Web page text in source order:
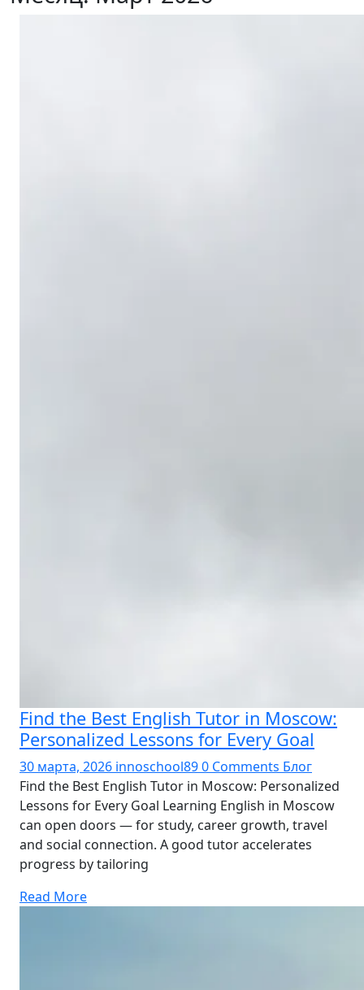
Find the Best English Tutor in Moscow:
Personalized Lessons for Every Goal
30 марта, 2026 innoschool890 Comments Блог
Find the Best English Tutor in Moscow: Personalized
Lessons for Every Goal Learning English in Moscow
can open doors — for study, career growth, travel
and social connection. A good tutor accelerates
progress by tailoring
Read More